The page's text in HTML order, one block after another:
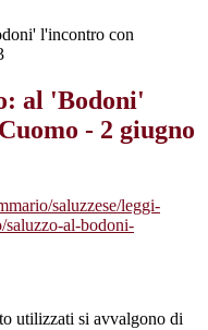
l'incontro con
al 'Bodoni'
- 2 giugno
saluzzese/leggi-
saluzzo-al-bodoni-
utilizzati si avvalgono di